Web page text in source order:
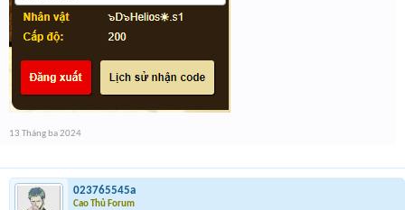
13 Tháng ba 2024
023765545a
Cao Thủ Forum